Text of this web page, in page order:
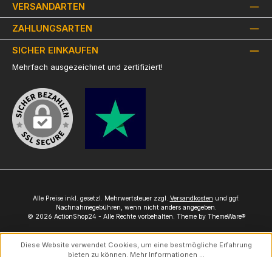
VERSANDARTEN
ZAHLUNGSARTEN
SICHER EINKAUFEN
Mehrfach ausgezeichnet und zertifiziert!
Alle Preise inkl. gesetzl. Mehrwertsteuer zzgl. Versandkosten und ggf.
Nachnahmegebühren, wenn nicht anders angegeben.
© 2026 ActionShop24 - Alle Rechte vorbehalten. Theme by ThemeWare®
Diese Website verwendet Cookies, um eine bestmögliche Erfahrung
bieten zu können. Mehr Informationen ...